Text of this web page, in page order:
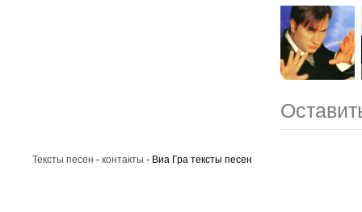
Тексты песен - контакты - Виа Гра тексты песен